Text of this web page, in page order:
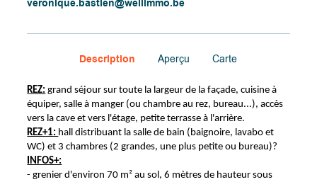
Description Aperçu Carte
REZ: grand séjour sur toute la largeur de la façade, cuisine à
équiper, salle à manger (ou chambre au rez, bureau...), accès
vers la cave et vers l'étage, petite terrasse à l'arrière.
REZ+1: hall distribuant la salle de bain (baignoire, lavabo et
WC) et 3 chambres (2 grandes, une plus petite ou bureau)?
INFOS+:
- grenier d'environ 70 m² au sol, 6 mètres de hauteur sous